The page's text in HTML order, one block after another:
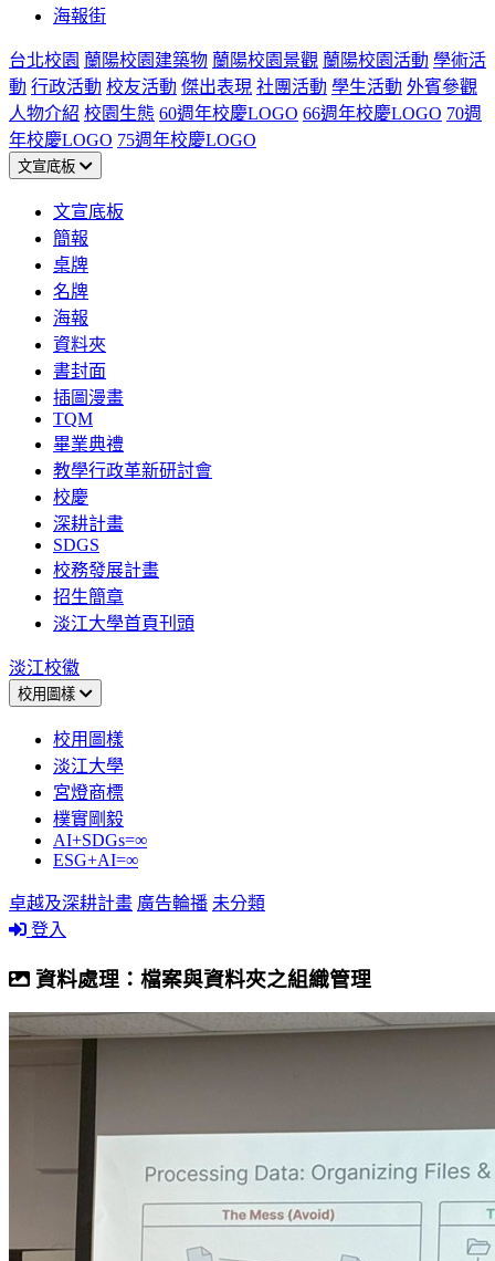
海報街
台北校園 蘭陽校園建築物 蘭陽校園景觀 蘭陽校園活動 學術活
動 行政活動 校友活動 傑出表現 社團活動 學生活動 外賓參觀
人物介紹 校園生態 60週年校慶LOGO 66週年校慶LOGO 70週
年校慶LOGO 75週年校慶LOGO
文宣底板
文宣底板
簡報
桌牌
名牌
海報
資料夾
書封面
插圖漫畫
TQM
畢業典禮
教學行政革新研討會
校慶
深耕計畫
SDGS
校務發展計畫
招生簡章
淡江大學首頁刊頭
淡江校徽
校用圖樣
校用圖樣
淡江大學
宮燈商標
樸實剛毅
AI+SDGs=∞
ESG+AI=∞
卓越及深耕計畫 廣告輪播 未分類
登入
資料處理：檔案與資料夾之組織管理